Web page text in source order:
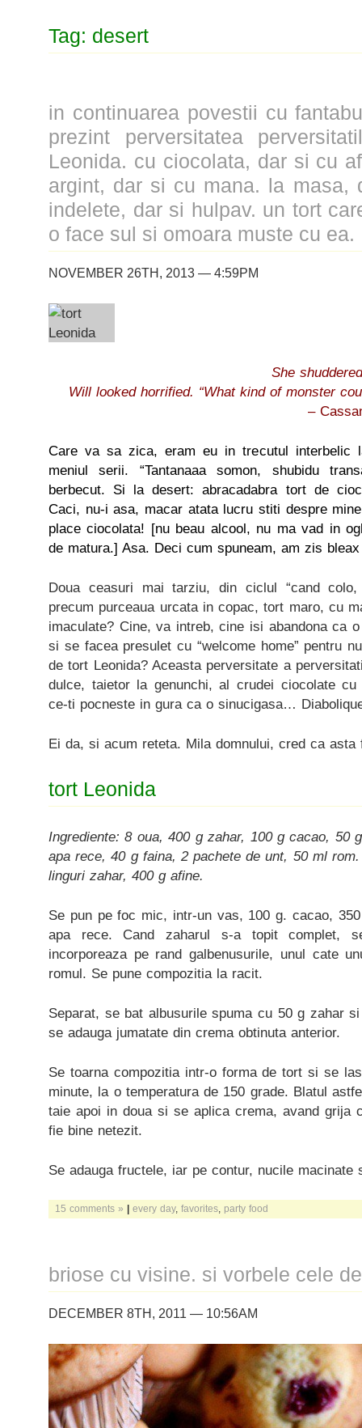
Tag: desert
in continuarea povestii cu
prezint perversitatea
Leonida. cu ciocolata, dar si cu
argint, dar si cu mana. la masa,
indelete, dar si hulpav. un tort
o face sul si omoara muste cu ea.
NOVEMBER 26TH, 2013 — 4:59PM
She
Will looked horrified. “What kind of monster
–
Care va sa zica, eram eu in trecutul interbelic
meniul serii. “Tantanaaa somon, shubidu
berbecut. Si la desert: abracadabra tort de
Caci, nu-i asa, macar atata lucru stiti despre
place ciocolata! [nu beau alcool, nu ma vad in
de matura.] Asa. Deci cum spuneam, am zis
Doua ceasuri mai tarziu, din ciclul “cand
precum purceaua urcata in copac, tort maro, cu
imaculate? Cine, va intreb, cine isi abandona ca
si se facea presulet cu “welcome home” pentru
de tort Leonida? Aceasta perversitate a
dulce, taietor la genunchi, al crudei ciocolate cu
ce-ti pocneste in gura ca o sinucigasa…
Ei da, si acum reteta. Mila domnului, cred ca asta
tort Leonida
Ingrediente: 8 oua, 400 g zahar, 100 g cacao, 50
apa rece, 40 g faina, 2 pachete de unt, 50 ml
linguri zahar, 400 g afine.
Se pun pe foc mic, intr-un vas, 100 g. cacao,
apa rece. Cand zaharul s-a topit complet,
incorporeaza pe rand galbenusurile, unul cate
romul. Se pune compozitia la racit.
Separat, se bat albusurile spuma cu 50 g zahar
se adauga jumatate din crema obtinuta anterior.
Se toarna compozitia intr-o forma de tort si se
minute, la o temperatura de 150 grade. Blatul
taie apoi in doua si se aplica crema, avand grija
fie bine netezit.
Se adauga fructele, iar pe contur, nucile macinate
15 comments » | every day, favorites party food
briose cu visine. si vorbele cele
DECEMBER 8TH, 2011 — 10:56AM